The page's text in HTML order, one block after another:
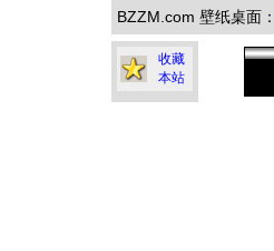
BZZM.com 壁纸桌面：
收藏
本站